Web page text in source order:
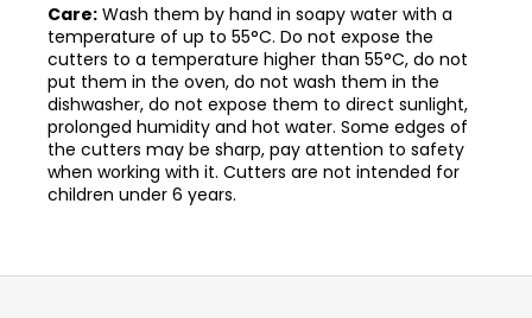
Care: Wash them by hand in soapy water with a
temperature of up to 55°C. Do not expose the
cutters to a temperature higher than 55°C, do not
put them in the oven, do not wash them in the
dishwasher, do not expose them to direct sunlight,
prolonged humidity and hot water. Some edges of
the cutters may be sharp, pay attention to safety
when working with it. Cutters are not intended for
children under 6 years.
Z